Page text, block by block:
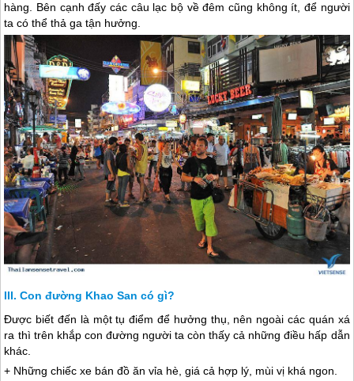
hàng. Bên cạnh đấy các câu lạc bộ về đêm cũng không ít, để người
ta có thể thả ga tận hưởng.
Con đường Khao San có gì?
Được biết đến là một tụ điểm để hưởng thụ, nên ngoài các quán xá
ra thì trên khắp con đường người ta còn thấy cả những điều hấp dẫn
khác.
+ Những chiếc xe bán đồ ăn vỉa hè, giá cả hợp lý, mùi vị khá ngon.